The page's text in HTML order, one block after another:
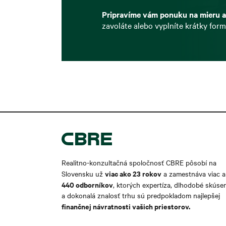
Pripravíme vám ponuku na mieru
zavoláte alebo vyplníte krátky
Realitno-konzultačná spoločnosť CBRE pôsobí na
Slovensku už viac ako 23 rokov a zamestnáva viac
440 odborníkov, ktorých expertíza, dlhodobé
a dokonalá znalosť trhu sú predpokladom najlepšej
finančnej návratnosti vašich priestorov.